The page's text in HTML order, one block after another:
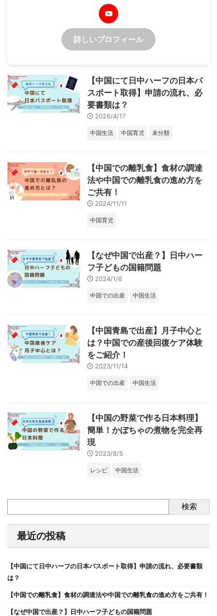
詳しいプロフィール
【中国にて日中ハーフの日本パ
スポート取得】申請の流れ、必
要書類は？
2026/4/17
中国生活 中国育児 未分類
【中国での離乳食】食材の調達
法や中国での離乳食の進め方を
ご共有！
2024/11/11
中国育児
【なぜ中国で出産？】日中ハー
フ子どもの国籍問題
2024/1/6
中国での出産 中国生活
【中国青島で出産】月子中心と
は？中国での産後回復ケア体験
をご紹介！
2023/11/14
中国での出産 中国生活
【中国の野菜で作る日本料理】
簡単！かぼちゃの煮物を完全再
現
2023/8/5
レシピ 中国生活
検索
最近の投稿
【中国にて日中ハーフの日本パスポート取得】申請の流れ、必要書類
は？
【中国での離乳食】食材の調達法や中国での離乳食の進め方をご共有！
【なぜ中国で出産？】日中ハーフ子どもの国籍問題